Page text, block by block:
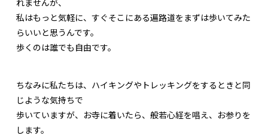
れませんが、
私はもっと気軽に、すぐそこにある遍路道をまずは歩いてみた
らいいと思うんです。
歩くのは誰でも自由です。
ちなみに私たちは、ハイキングやトレッキングをするときと同
じような気持ちで
歩いていますが、お寺に着いたら、般若心経を唱え、お参りを
します。